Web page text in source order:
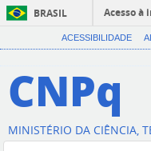
BRASIL
Acesso à
ACESSIBILIDADE
CNPq
MINISTÉRIO DA CIÊNCIA,